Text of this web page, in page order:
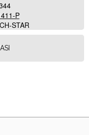
P
STAR